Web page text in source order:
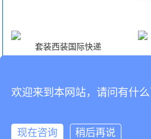
套装西装国际快递
套装西装国际空运服务
CopyRight © 深圳市韬博
欢迎来到本网站，请问有什么
现在咨询 稍后再说